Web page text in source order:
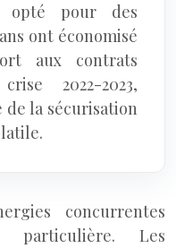
opté pour des
ont économisé
aux contrats
2022-2023,
la sécurisation
concurrentes
particulière. Les